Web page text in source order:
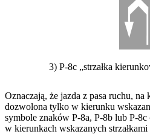
3) P-8c „strzałka
Oznaczają, że jazda z pasa ruchu, na
dozwolona tylko w kierunku
symbole znaków P-8a, P-8b lub P-8c
w kierunkach wskazanych